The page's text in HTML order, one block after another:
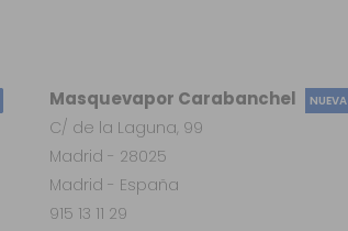
Masquevapor Carabanchel NUEVA
C/ de la Laguna, 99
Madrid - 28025
Madrid - España
915 13 11 29